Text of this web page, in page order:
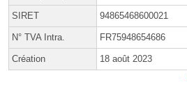
SIRET 94865468600021
N° TVA Intra. FR75948654686
Création 18 août 2023